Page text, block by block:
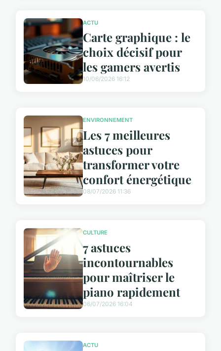
ACTU
Carte graphique : le
choix décisif pour
les gamers avertis
10/06/2026 16:12
ENVIRONNEMENT
Les 7 meilleures
astuces pour
transformer votre
confort énergétique
08/07/2026 11:36
CULTURE
7 astuces
incontournables
pour maîtriser le
piano rapidement
06/07/2026 16:04
ACTU